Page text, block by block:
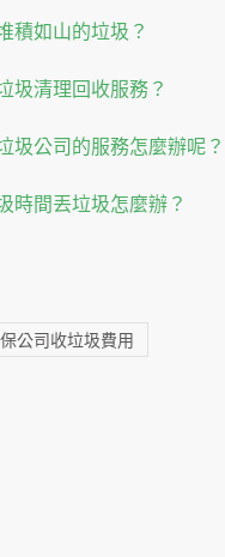
積如山的垃圾？
圾清理回收服務？
圾公司的服務怎麼辦呢？
時間丟垃圾怎麼辦？
公司收垃圾費用